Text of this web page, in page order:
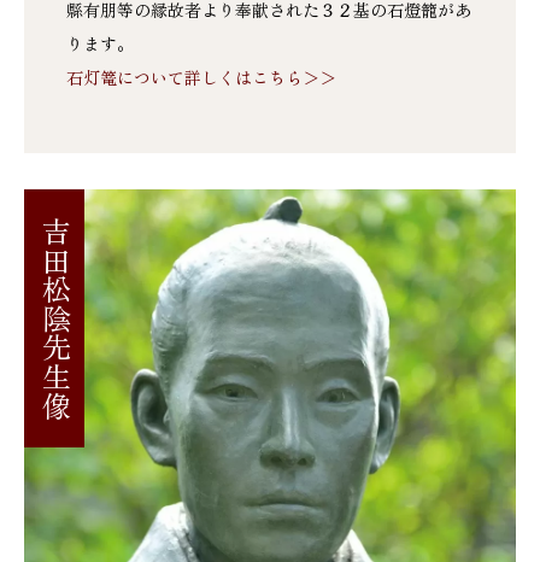
縣有朋等の縁故者より奉献された３２基の石燈籠があ
ります。
石灯篭について詳しくはこちら＞＞
吉田松陰先生像